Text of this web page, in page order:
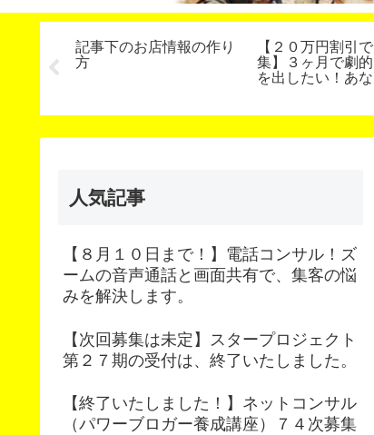
ミナー
記事下のお店情報の作り
方
【２０万円割引
集】３ヶ月で劇
を出したい！あ
人気記事
【８月１０日まで！】電話コンサル！ズ
ームの音声通話と画面共有で、集客の悩
みを解決します。
【次回募集は未定】スタープロジェクト
第２７期の受付は、終了いたしました。
【終了いたしました！】ネットコンサル
（パワーブロガー養成講座）７４次募集